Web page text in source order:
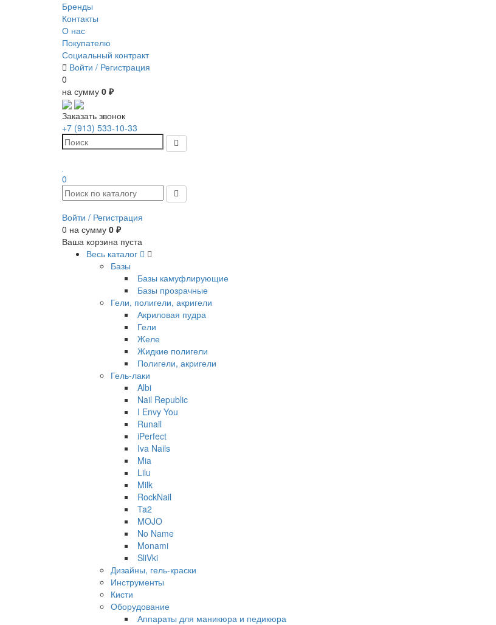
Бренды
Контакты
О нас
Покупателю
Социальный контракт
Войти / Регистрация
0
на сумму 0 ₽
Заказать звонок
+7 (913) 533-10-33
0
Войти / Регистрация
0 на сумму 0 ₽
Ваша корзина пуста
Весь каталог
Базы
Базы камуфлирующие
Базы прозрачные
Гели, полигели, акригели
Акриловая пудра
Гели
Желе
Жидкие полигели
Полигели, акригели
Гель-лаки
Albi
Nail Republic
I Envy You
Runail
iPerfect
Iva Nails
Mia
Lilu
Milk
RockNail
Ta2
MOJO
No Name
Monami
SliVki
Дизайны, гель-краски
Инструменты
Кисти
Оборудование
Аппараты для маникюра и педикюра